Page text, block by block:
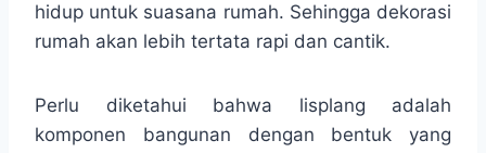
hidup untuk suasana rumah. Sehingga dekorasi
rumah akan lebih tertata rapi dan cantik.
Perlu diketahui bahwa lisplang adalah
komponen bangunan dengan bentuk yang